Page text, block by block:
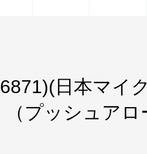
日本マイ
プッシュアロ